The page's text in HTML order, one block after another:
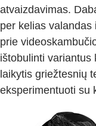
atvaizdavimas.
per kelias
prie
ištobulinti variantus
laikytis griežtesnių
eksperimentuoti su